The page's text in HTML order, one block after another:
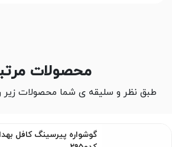
محصولات
طبق نظر و سلیقه ی شما محصولات زیر
گوشواره پیرسینگ کافل